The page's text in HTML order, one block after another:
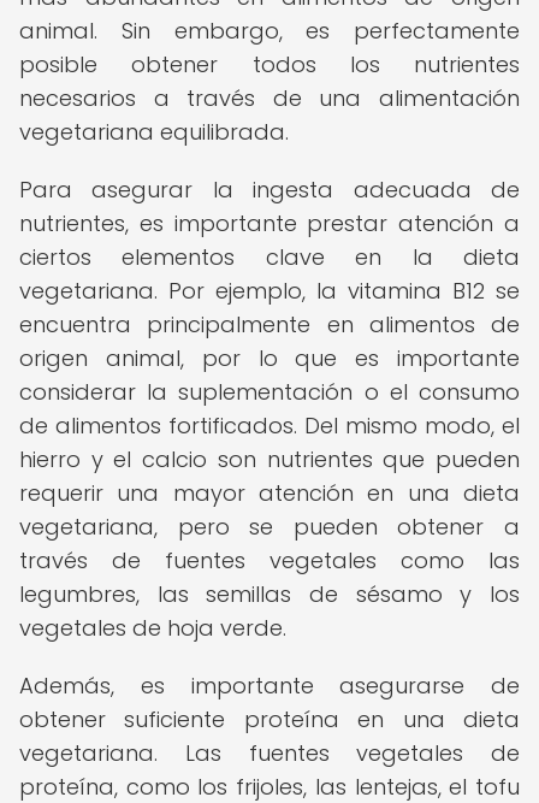
animal. Sin embargo, es perfectamente
posible obtener todos los nutrientes
necesarios a través de una alimentación
vegetariana equilibrada.
Para asegurar la ingesta adecuada de
nutrientes, es importante prestar atención a
ciertos elementos clave en la dieta
vegetariana. Por ejemplo, la vitamina B12 se
encuentra principalmente en alimentos de
origen animal, por lo que es importante
considerar la suplementación o el consumo
de alimentos fortificados. Del mismo modo, el
hierro y el calcio son nutrientes que pueden
requerir una mayor atención en una dieta
vegetariana, pero se pueden obtener a
través de fuentes vegetales como las
legumbres, las semillas de sésamo y los
vegetales de hoja verde.
Además, es importante asegurarse de
obtener suficiente proteína en una dieta
vegetariana. Las fuentes vegetales de
proteína, como los frijoles, las lentejas, el tofu